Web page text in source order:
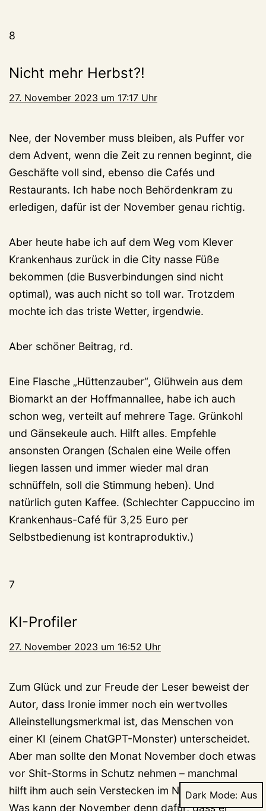
8
Nicht mehr Herbst?!
27. November 2023 um 17:17 Uhr
Nee, der November muss bleiben, als Puffer vor
dem Advent, wenn die Zeit zu rennen beginnt, die
Geschäfte voll sind, ebenso die Cafés und
Restaurants. Ich habe noch Behördenkram zu
erledigen, dafür ist der November genau richtig.
Aber heute habe ich auf dem Weg vom Klever
Krankenhaus zurück in die City nasse Füße
bekommen (die Busverbindungen sind nicht
optimal), was auch nicht so toll war. Trotzdem
mochte ich das triste Wetter, irgendwie.
Aber schöner Beitrag, rd.
Eine Flasche „Hüttenzauber“, Glühwein aus dem
Biomarkt an der Hoffmannallee, habe ich auch
schon weg, verteilt auf mehrere Tage. Grünkohl
und Gänsekeule auch. Hilft alles. Empfehle
ansonsten Orangen (Schalen eine Weile offen
liegen lassen und immer wieder mal dran
schnüffeln, soll die Stimmung heben). Und
natürlich guten Kaffee. (Schlechter Cappuccino im
Krankenhaus-Café für 3,25 Euro per
Selbstbedienung ist kontraproduktiv.)
7
KI-Profiler
27. November 2023 um 16:52 Uhr
Zum Glück und zur Freude der Leser beweist der
Autor, dass Ironie immer noch ein wertvolles
Alleinstellungsmerkmal ist, das Menschen von
einer KI (einem ChatGPT-Monster) unterscheidet.
Aber man sollte den Monat November doch etwas
vor Shit-Storms in Schutz nehmen – manchmal
hilft ihm auch sein Verstecken im Nebel wenig!
Was kann der November denn dafür, dass er
Dark Mode: